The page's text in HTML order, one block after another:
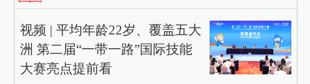
视频 | 平均年龄22岁、覆盖五大
洲 第二届“一带一路”国际技能
大赛亮点提前看